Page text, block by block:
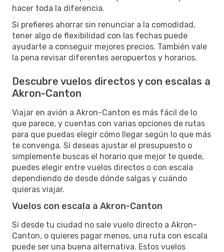
hacer toda la diferencia.
Si prefieres ahorrar sin renunciar a la comodidad,
tener algo de flexibilidad con las fechas puede
ayudarte a conseguir mejores precios. También vale
la pena revisar diferentes aeropuertos y horarios.
Descubre vuelos directos y con escalas a
Akron-Canton
Viajar en avión a Akron-Canton es más fácil de lo
que parece, y cuentas con varias opciones de rutas
para que puedas elegir cómo llegar según lo que más
te convenga. Si deseas ajustar el presupuesto o
simplemente buscas el horario que mejor te quede,
puedes elegir entre vuelos directos o con escala
dependiendo de desde dónde salgas y cuándo
quieras viajar.
Vuelos con escala a Akron-Canton
Si desde tu ciudad no sale vuelo directo a Akron-
Canton, o quieres pagar menos, una ruta con escala
puede ser una buena alternativa. Estos vuelos